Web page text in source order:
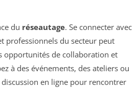
du réseautage. Se connecter avec
professionnels du secteur peut
opportunités de collaboration et
à des événements, des ateliers ou
en ligne pour rencontrer